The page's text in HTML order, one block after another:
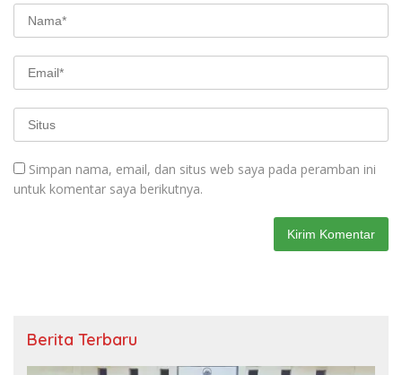
Simpan nama, email, dan situs web saya pada peramban ini
untuk komentar saya berikutnya.
Berita Terbaru